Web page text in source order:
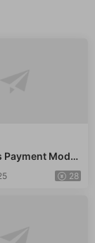
Modul
28